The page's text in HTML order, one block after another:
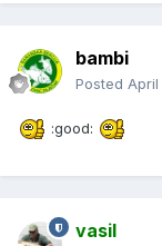
bambi
Posted April
:good:
vasil